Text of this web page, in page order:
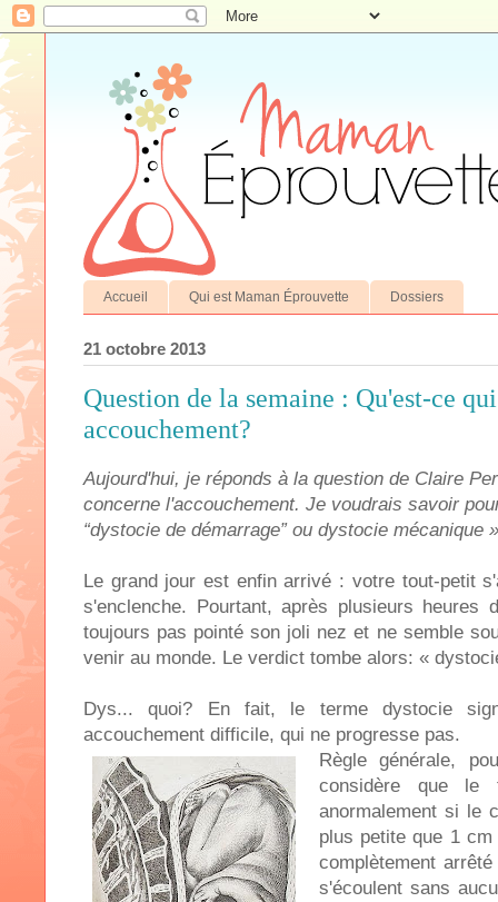
Accueil Qui est Maman Éprouvette Dossiers
21 octobre 2013
Question de la semaine : Qu'est-ce
accouchement?
Aujourd'hui, je réponds à la question de Claire
concerne l'accouchement. Je voudrais savoir
“dystocie de démarrage” ou dystocie mécanique »
Le grand jour est enfin arrivé : votre tout-petit
s'enclenche. Pourtant, après plusieurs heures
toujours pas pointé son joli nez et ne semble
venir au monde. Le verdict tombe alors: «
Dys... quoi? En fait, le terme dystocie
accouchement difficile, qui ne progresse pas.
Règle générale,
considère que le
anormalement si le
plus petite que 1
complètement
s'écoulent sans